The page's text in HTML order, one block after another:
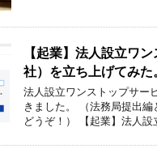
【起業】法人設立ワ
社）を立ち上げてみ
法人設立ワンストップサー
きました。 （法務局提出
どうぞ！） 【起業】法人